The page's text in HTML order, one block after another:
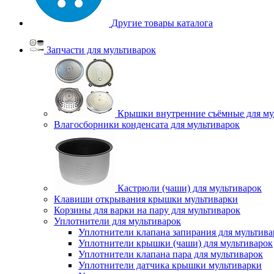
Другие товары каталога
Запчасти для мультиварок
Крышки внутренние съёмные для
Влагосборники конденсата для мультиварок
Кастрюли (чаши) для мультиварок
Клавиши открывания крышки мультиварки
Корзины для варки на пару для мультиварок
Уплотнители для мультиварок
Уплотнители клапана запирания для
Уплотнители крышки (чаши) для мультиварок
Уплотнители клапана пара для мультиварок
Уплотнители датчика крышки мультиварки